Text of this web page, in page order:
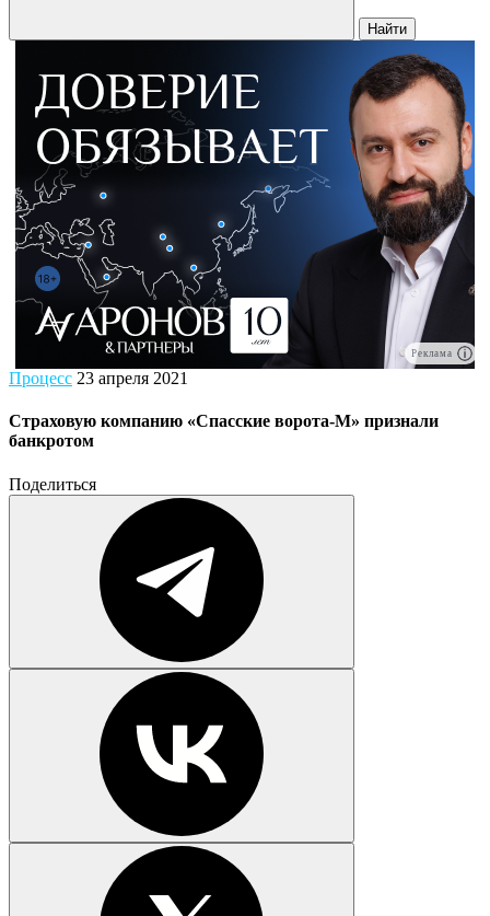
Найти
Реклама
Процесс 23 апреля 2021
Страховую компанию «Спасские ворота-М» признали
банкротом
Поделиться